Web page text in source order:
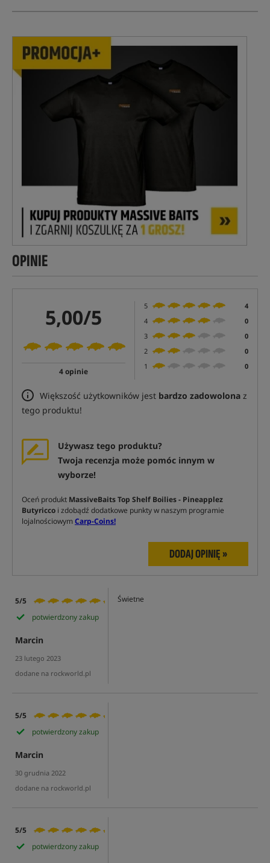
OPINIE
5,00/5
4 opinie
5
4
4
0
3
0
2
0
1
0
Większość użytkowników jest bardzo zadowolona z
tego produktu!
Używasz tego produktu?
Twoja recenzja może pomóc innym w
wyborze!
Oceń produkt MassiveBaits Top Shelf Boilies - Pineapplez
Butyricco i zdobądź dodatkowe punkty w naszym programie
lojalnościowymCarp-Coins!
DODAJ OPINIĘ »
5/5
potwierdzony zakup
Marcin
23 lutego 2023
dodane na rockworld.pl
Świetne
5/5
potwierdzony zakup
Marcin
30 grudnia 2022
dodane na rockworld.pl
5/5
potwierdzony zakup